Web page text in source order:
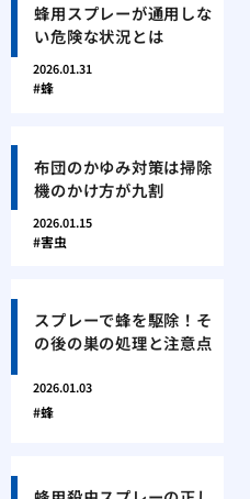
蜂用スプレーが通用しな
い危険な状況とは
2026.01.31
蜂
布団のかゆみ対策は掃除
機のかけ方が九割
2026.01.15
害虫
スプレーで蜂を駆除！そ
の後の巣の処理と注意点
2026.01.03
蜂